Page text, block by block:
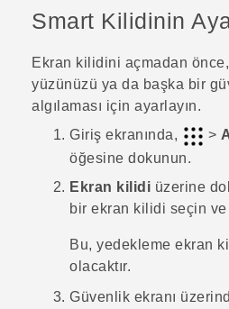
VIVERSE
DESTEK
Smart Kilidinin
Ekran kilidini açmadan
yüzünüzü ya da başka bir
algılaması için ayarlayın.
Giriş ekranında, >
öğesine dokunun.
Ekran kilidi üzerine
bir ekran kilidi seçin ve
Bu, yedekleme ekran
olacaktır.
Güvenlik ekranı